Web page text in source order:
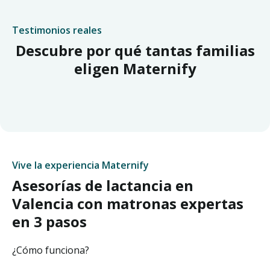
Testimonios reales
Descubre por qué tantas familias
eligen Maternify
Vive la experiencia Maternify
Asesorías de lactancia en
Valencia con matronas expertas
en 3 pasos
¿Cómo funciona?